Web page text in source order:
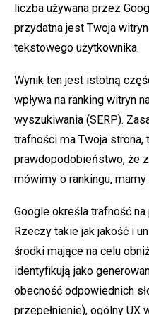
liczba używana przez
przydatna jest Twoja
tekstowego użytkownika.
Wynik ten jest istotną
wpływa na ranking witryn
wyszukiwania (SERP).
trafności ma Twoja
prawdopodobieństwo, że
mówimy o rankingu,
Google określa trafność
Rzeczy takie jak jakość i
środki mające na celu
identyfikują jako
obecność odpowiednich
przepełnienie), ogólny UX